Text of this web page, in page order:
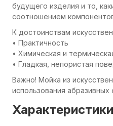
будущего изделия и то,
соотношением
К достоинствам
• Практичность
• Химическая и
• Гладкая, непористая
Важно! Мойка из
использования абразивных
Характеристики